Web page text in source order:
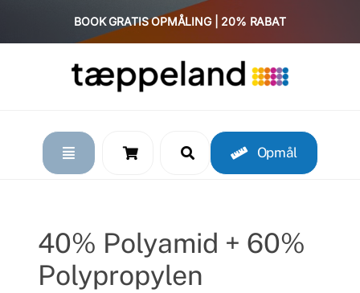
content
BOOK GRATIS OPMÅLING | 20% RABAT
Opmål
40% Polyamid + 60%
Polypropylen